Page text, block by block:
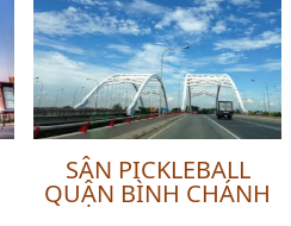
SÂN PICKLEBALL
QUẬN BÌNH CHÁNH